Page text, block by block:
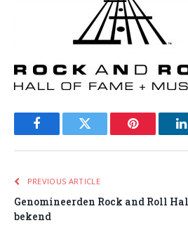
FacebookTwitter Pinterest
PREVIOUS ARTICLE
Genomineerden Rock and Roll
bekend